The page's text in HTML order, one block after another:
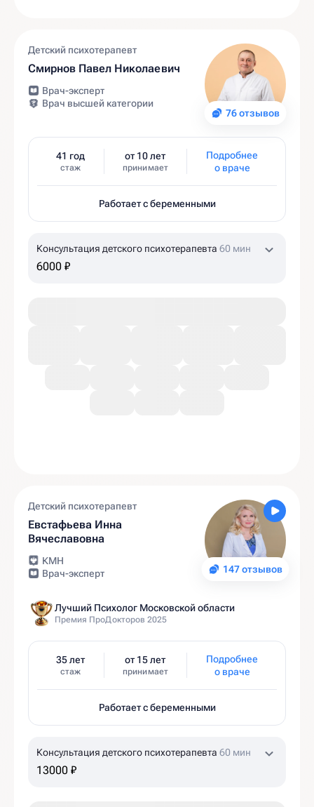
76 отзывов
Детский психотерапевт
Смирнов Павел Николаевич
Врач-эксперт
Врач высшей категории
41 год
стаж
от 10 лет
принимает
Подробнее
о враче
Работает с беременными
Консультация детского психотерапевта 60 мин
6000 ₽
147 отзывов
Детский психотерапевт
Евстафьева Инна
Вячеславовна
КМН
Врач-эксперт
Лучший Психолог Московской области
Премия ПроДокторов 2025
35 лет
стаж
от 15 лет
принимает
Подробнее
о враче
Работает с беременными
Консультация детского психотерапевта 60 мин
13000 ₽